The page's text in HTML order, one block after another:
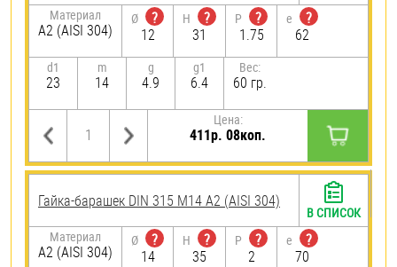
Материал
А2 (AISI 304)
Ø
?
12
H
?
31
P
?
1.75
e
?
62
d1
23
m
14
g
4.9
g1
6.4
Вес:
60 гр.
Цена:
411р. 08коп.
Гайка-барашек DIN 315 М14 А2 (AISI 304)
Материал
А2 (AISI 304)
Ø
?
14
H
?
35
P
?
2
e
?
70
В СПИСОК